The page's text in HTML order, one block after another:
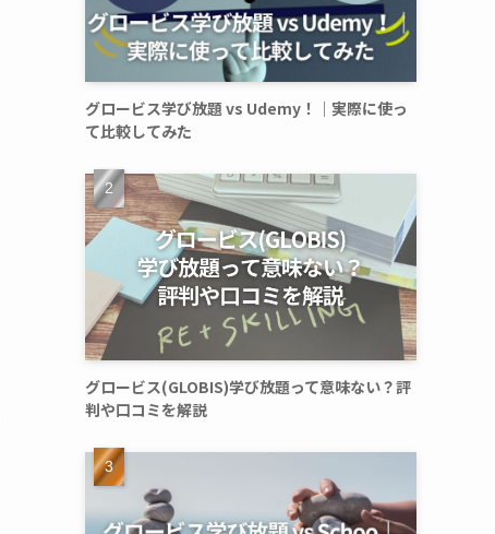
グロービス学び放題 vs Udemy！｜実際に使っ
て比較してみた
グロービス(GLOBIS)学び放題って意味ない？評
判や口コミを解説